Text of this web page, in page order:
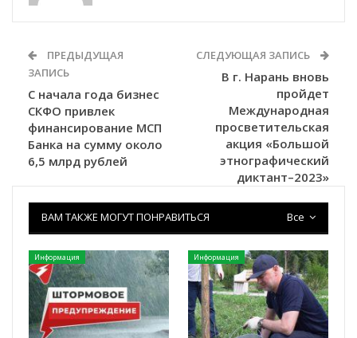
ПРЕДЫДУЩАЯ
ЗАПИСЬ
С начала года бизнес
СКФО привлек
финансирование МСП
Банка на сумму около
6,5 млрд рублей
СЛЕДУЮЩАЯ ЗАПИСЬ
В г. Нарань вновь
пройдет
Международная
просветительская
акция «Большой
этнографический
диктант–2023»
Все
ВАМ ТАКЖЕ МОГУТ ПОНРАВИТЬСЯ
Информация Информация